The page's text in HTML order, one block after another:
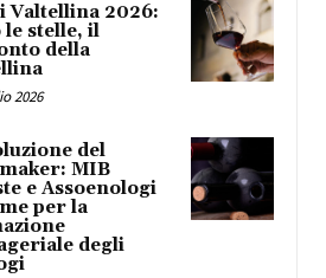
Valtellina 2026:
le stelle, il
della
2026
del
MIB
e Assoenologi
per la
degli